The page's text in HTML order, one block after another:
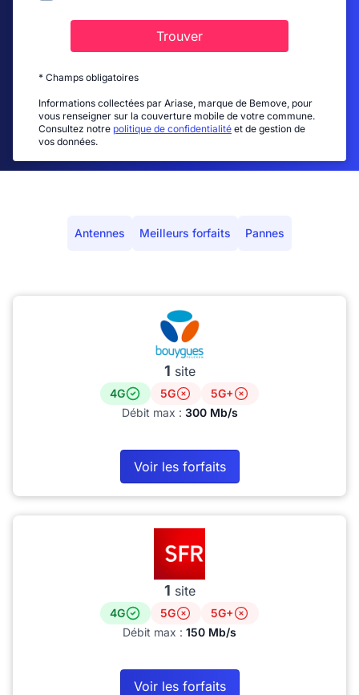
Trouver
* Champs obligatoires
Informations collectées par Ariase, marque de Bemove, pour
vous renseigner sur la couverture mobile de votre commune.
Consultez notre politique de confidentialité et de gestion de
vos données.
Antennes Meilleurs forfaits Pannes
1 site
4G 5G
5G+
Débit max : 300 Mb/s
Voir les forfaits
1 site
4G 5G
5G+
Débit max : 150 Mb/s
Voir les forfaits